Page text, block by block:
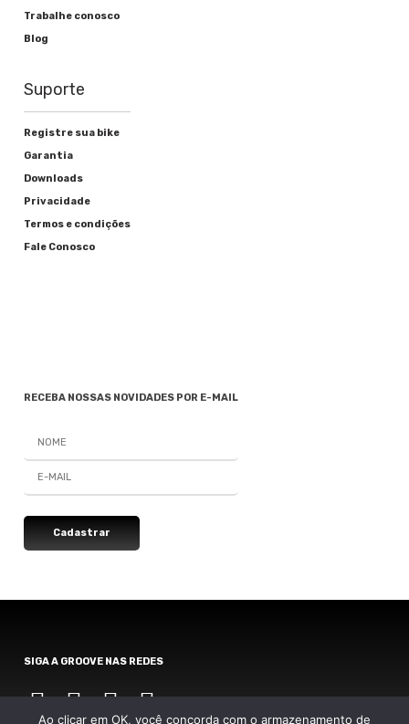
Trabalhe conosco
Blog
Suporte
Registre sua bike
Garantia
Downloads
Privacidade
Termos e condições
Fale Conosco
RECEBA NOSSAS NOVIDADES POR E-MAIL
SIGA A GROOVE NAS REDES
InstagramInstagramInstagramInstagram
Ao clicar em OK, você concorda com o armazenamento de